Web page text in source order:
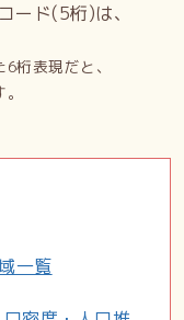
ード(5桁)は、
桁表現だと、
一覧